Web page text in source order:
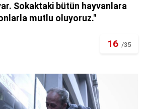
Sokaktaki bütün hayvanlara
mutlu oluyoruz."
16 /35